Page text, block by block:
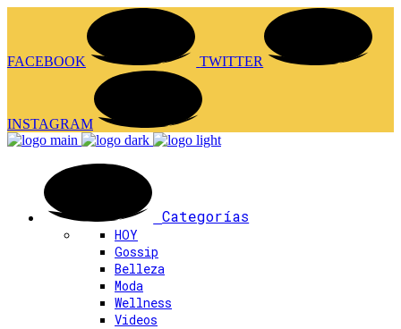
FACEBOOK TWITTER
INSTAGRAM
Categorías
HOY
Gossip
Belleza
Moda
Wellness
Videos